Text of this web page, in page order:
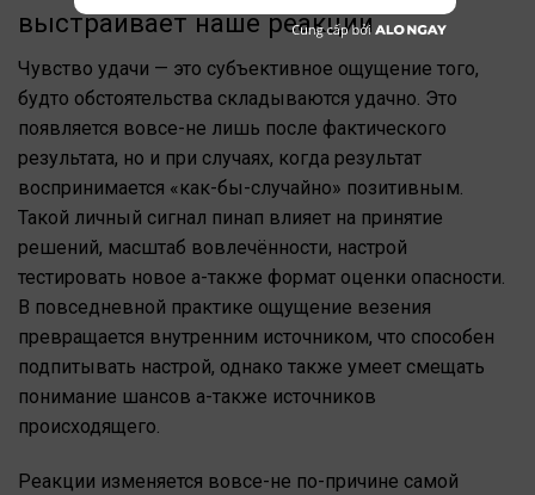
выстраивает наше реакции
Чувство удачи — это субъективное ощущение того,
будто обстоятельства складываются удачно. Это
появляется вовсе-не лишь после фактического
результата, но и при случаях, когда результат
воспринимается «как-бы-случайно» позитивным.
Такой личный сигнал пинап влияет на принятие
решений, масштаб вовлечённости, настрой
тестировать новое а-также формат оценки опасности.
В повседневной практике ощущение везения
превращается внутренним источником, что способен
подпитывать настрой, однако также умеет смещать
понимание шансов а-также источников
происходящего.
Реакции изменяется вовсе-не по-причине самой